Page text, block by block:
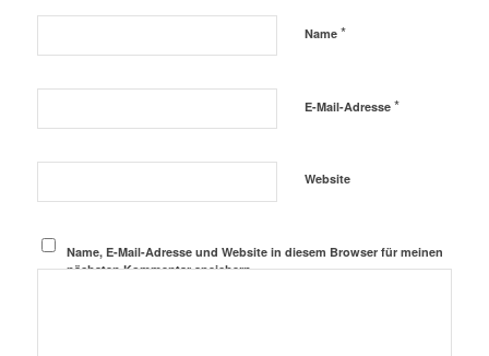
Name *
E-Mail-Adresse *
Website
Name, E-Mail-Adresse und Website in diesem Browser für meinen
nächsten Kommentar speichern.